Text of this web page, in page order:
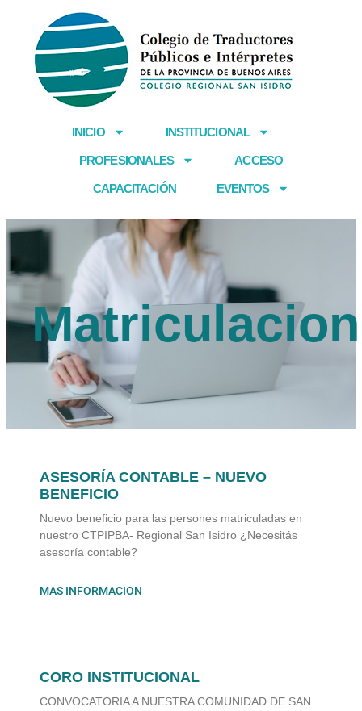
contenido
INICIO INSTITUCIONAL
PROFESIONALES ACCESO
CAPACITACIÓN EVENTOS
Matriculacion
ASESORÍA CONTABLE – NUEVO
BENEFICIO
Nuevo beneficio para las persones matriculadas en
nuestro CTPIPBA- Regional San Isidro ¿Necesitás
asesoría contable?
MAS INFORMACION
CORO INSTITUCIONAL
CONVOCATORIA A NUESTRA COMUNIDAD DE SAN